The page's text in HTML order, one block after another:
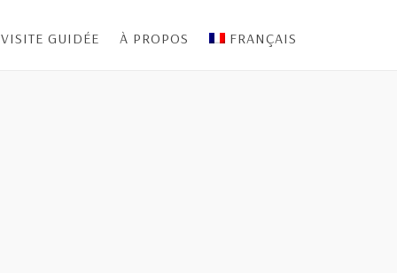
VISITE GUIDÉE À PROPOS FRANÇAIS